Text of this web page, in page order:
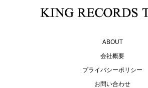
ABOUT
会社概要
プライバシーポリシー
お問い合わせ